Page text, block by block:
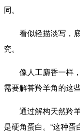
同。
看似轻描淡写，
究。
像人工麝香一样
需要解答羚羊角的这
通过解构天然羚
是硬角蛋白。“这种蛋